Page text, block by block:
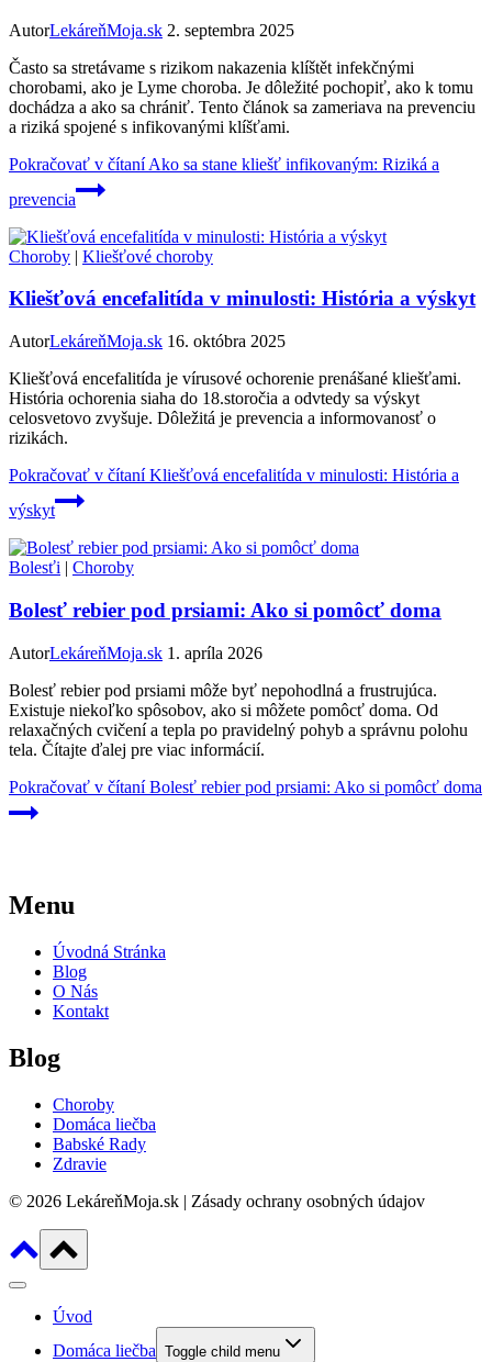
AutorLekáreňMoja.sk 2. septembra 2025
Často sa stretávame s rizikom nakazenia klíštět infekčnými
chorobami, ako je Lyme choroba. Je dôležité pochopiť, ako k tomu
dochádza a ako sa chrániť. Tento článok sa zameriava na prevenciu
a riziká spojené s infikovanými klíšťami.
Pokračovať v čítaníAko sa stane kliešť infikovaným: Riziká a
prevencia
Choroby | Kliešťové choroby
Kliešťová encefalitída v minulosti: História a výskyt
AutorLekáreňMoja.sk 16. októbra 2025
Kliešťová encefalitída je vírusové ochorenie prenášané kliešťami.
História ochorenia siaha do 18.storočia a odvtedy sa výskyt
celosvetovo zvyšuje. Dôležitá je prevencia a informovanosť o
rizikách.
Pokračovať v čítaníKliešťová encefalitída v minulosti: História a
výskyt
Bolesťi | Choroby
Bolesť rebier pod prsiami: Ako si pomôcť doma
AutorLekáreňMoja.sk 1. apríla 2026
Bolesť rebier pod prsiami môže byť nepohodlná a frustrujúca.
Existuje niekoľko spôsobov, ako si môžete pomôcť doma. Od
relaxačných cvičení a tepla po pravidelný pohyb a správnu polohu
tela. Čítajte ďalej pre viac informácií.
Pokračovať v čítaníBolesť rebier pod prsiami: Ako si pomôcť doma
Menu
Úvodná Stránka
Blog
O Nás
Kontakt
Blog
Choroby
Domáca liečba
Babské Rady
Zdravie
© 2026 LekáreňMoja.sk | Zásady ochrany osobných údajov
Úvod
Domáca liečba Toggle child menu